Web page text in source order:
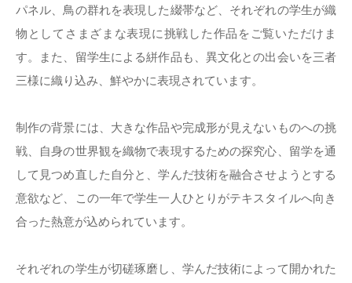
パネル、鳥の群れを表現した綴帯など、それぞれの学生が織
物としてさまざまな表現に挑戦した作品をご覧いただけま
す。また、留学生による絣作品も、異文化との出会いを三者
三様に織り込み、鮮やかに表現されています。
制作の背景には、大きな作品や完成形が見えないものへの挑
戦、自身の世界観を織物で表現するための探究心、留学を通
して見つめ直した自分と、学んだ技術を融合させようとする
意欲など、この一年で学生一人ひとりがテキスタイルへ向き
合った熱意が込められています。
それぞれの学生が切磋琢磨し、学んだ技術によって開かれた